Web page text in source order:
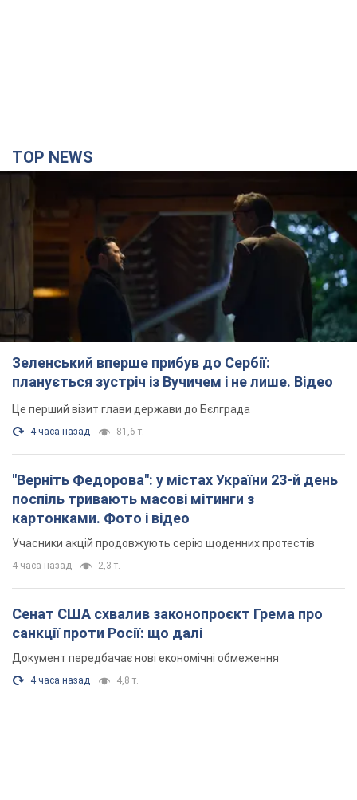
TOP NEWS
Зеленський вперше прибув до Сербії:
планується зустріч із Вучичем і не лише. Відео
Це перший візит глави держави до Бєлграда
4 часа назад 81,6 т.
"Верніть Федорова": у містах України 23-й день
поспіль тривають масові мітинги з
картонками. Фото і відео
Учасники акцій продовжують серію щоденних протестів
4 часа назад 2,3 т.
Сенат США схвалив законопроєкт Грема про
санкції проти Росії: що далі
Документ передбачає нові економічні обмеження
4 часа назад 4,8 т.